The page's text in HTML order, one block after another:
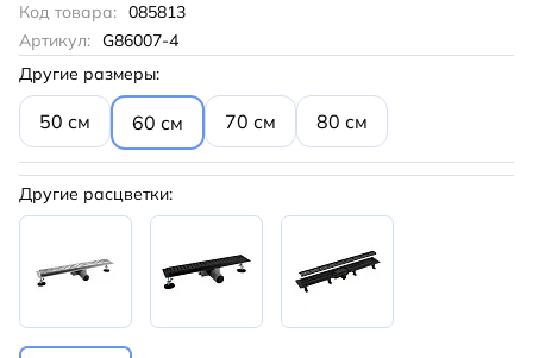
Код товара: 085813
Артикул:
G86007-4
Другие размеры:
50 см 60 см 70 см 80 см
Другие расцветки: